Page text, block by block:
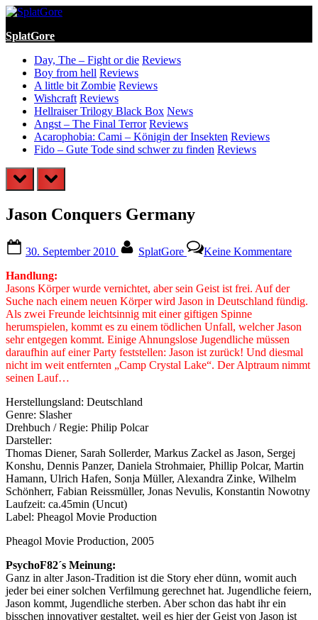
Skip
content
SplatGore
Day, The – Fight or die Reviews
Boy from hell Reviews
A little bit Zombie Reviews
Wishcraft Reviews
Hellraiser Trilogy Black Box News
Angst – The Final Terror Reviews
Acarophobia: Cami – Königin der Insekten Reviews
Fido – Gute Tode sind schwer zu finden Reviews
prev next
Jason Conquers Germany
on
30. September 2010 SplatGore Keine KommentareJason
Handlung:
Jasons Körper wurde vernichtet, aber sein Geist ist frei. Auf der
Suche nach einem neuen Körper wird Jason in Deutschland fündig.
Als zwei Freunde leichtsinnig mit einer giftigen Spinne
herumspielen, kommt es zu einem tödlichen Unfall, welcher Jason
sehr entgegen kommt. Einige Ahnungslose Jugendliche müssen
daraufhin auf einer Party feststellen: Jason ist zurück! Und diesmal
nicht im weit entfernten „Camp Crystal Lake“. Der Alptraum nimmt
seinen Lauf…
Herstellungsland: Deutschland
Genre: Slasher
Drehbuch / Regie: Philip Polcar
Darsteller:
Thomas Diener, Sarah Sollerder, Markus Zackel as Jason, Sergej
Konshu, Dennis Panzer, Daniela Strohmaier, Phillip Polcar, Martin
Hamann, Ulrich Hafen, Sonja Müller, Alexandra Zinke, Wilhelm
Schönherr, Fabian Reissmüller, Jonas Nevulis, Konstantin Nowotny
Laufzeit: ca.45min (Uncut)
Label: Pheagol Movie Production
Pheagol Movie Production, 2005
PsychoF82´s Meinung:
Ganz in alter Jason-Tradition ist die Story eher dünn, womit auch
jeder bei einer solchen Verfilmung gerechnet hat. Jugendliche feiern,
Jason kommt, Jugendliche sterben. Aber schon das habt ihr ein
bisschen innovativer gestaltet, weil es hier der Geist von Jason ist